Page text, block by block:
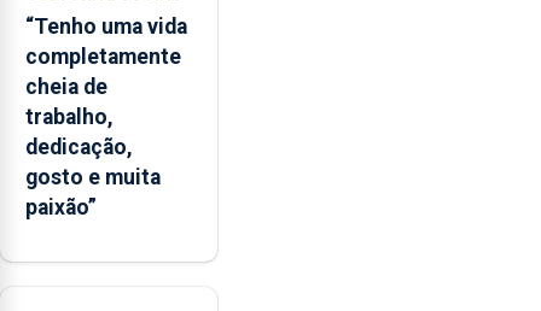
ilha
das
Flores
apresenta
um
“decréscimo
significativo”
da
entre
“Tenho uma vida
completamente
cheia de
trabalho,
dedicação,
gosto e muita
paixão”